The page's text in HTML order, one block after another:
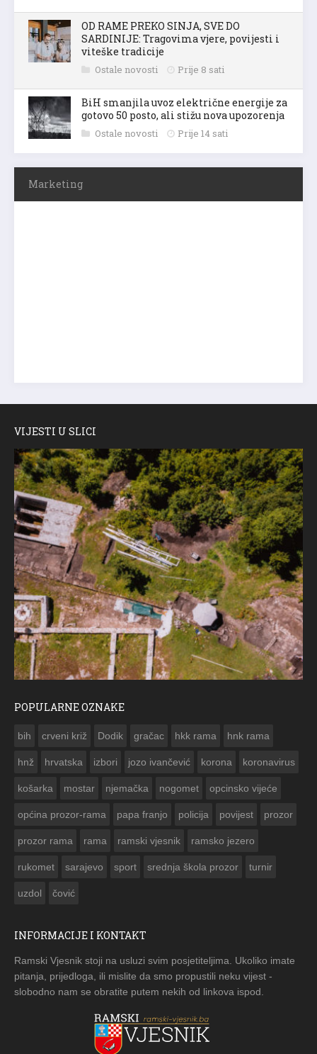
OD RAME PREKO SINJA, SVE DO
SARDINIJE: Tragovima vjere, povijesti i
viteške tradicije
Ostale novosti Prije 8 sati
BiH smanjila uvoz električne energije za
gotovo 50 posto, ali stižu nova upozorenja
Ostale novosti Prije 14 sati
Marketing
VIJESTI U SLICI
POPULARNE OZNAKE
bih crveni križ Dodik gračac hkk rama hnk rama
hnž hrvatska izbori jozo ivančević korona koronavirus
košarka mostar njemačka nogomet opcinsko vijeće
općina prozor-rama papa franjo policija povijest prozor
prozor rama rama ramski vjesnik ramsko jezero
rukomet sarajevo sport srednja škola prozor turnir
uzdol čović
INFORMACIJE I KONTAKT
Ramski Vjesnik stoji na usluzi svim posjetiteljima. Ukoliko imate
pitanja, prijedloga, ili mislite da smo propustili neku vijest -
slobodno nam se obratite putem nekih od linkova ispod.